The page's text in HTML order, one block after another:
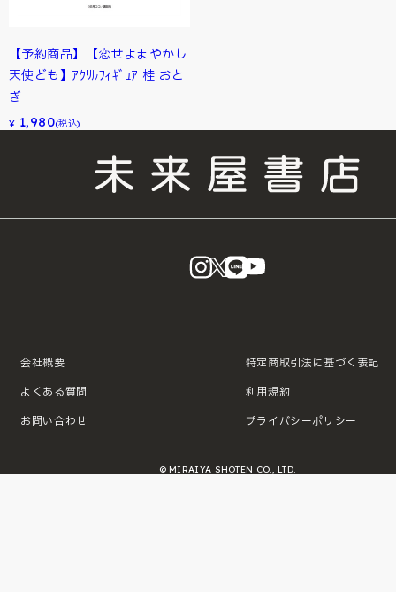
【予約商品】【恋せよまやかし
天使ども】ｱｸﾘﾙﾌｨｷﾞｭｱ 桂 おと
ぎ
¥ 1,980(税込)
instagram
X LINE
会社概要
よくある質問
お問い合わせ
特定商取引法に基づく表記
利用規約
プライバシーポリシー
© MIRAIYA SHOTEN CO., LTD.